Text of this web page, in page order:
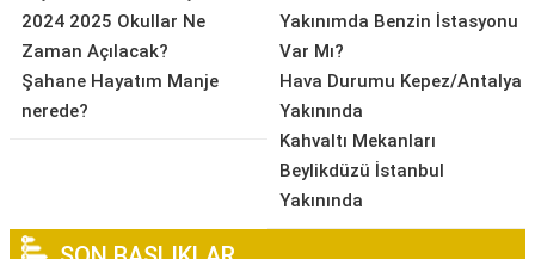
2024 2025 Okullar Ne
Zaman Açılacak?
Şahane Hayatım Manje
nerede?
Yakınımda Benzin İstasyonu
Var Mı?
Hava Durumu Kepez/Antalya
Yakınında
Kahvaltı Mekanları
Beylikdüzü İstanbul
Yakınında